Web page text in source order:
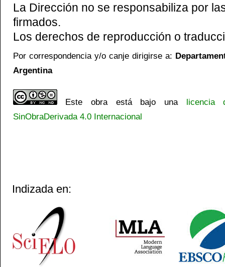
La Dirección no se responsabiliza por
firmados.
Los derechos de reproducción o
Por correspondencia y/o canje dirigirse a:
Argentina
Este obra está bajo una licencia
SinObraDerivada 4.0 Internacional
Indizada en: